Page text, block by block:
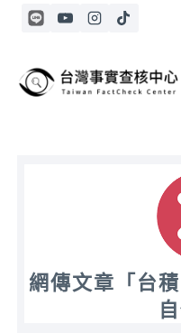
Skip
網傳文章「台